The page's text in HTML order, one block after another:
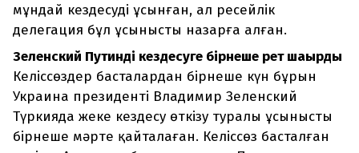
мұндай кездесуді ұсынған, ал ресейлік
делегация бұл ұсынысты назарға алған.
Зеленский Путинді кездесуге бірнеше рет шақырды
Келіссөздер басталардан бірнеше күн бұрын
Украина президенті Владимир Зеленский
Түркияда жеке кездесу өткізу туралы ұсынысты
бірнеше мәрте қайталаған. Келіссөз басталған